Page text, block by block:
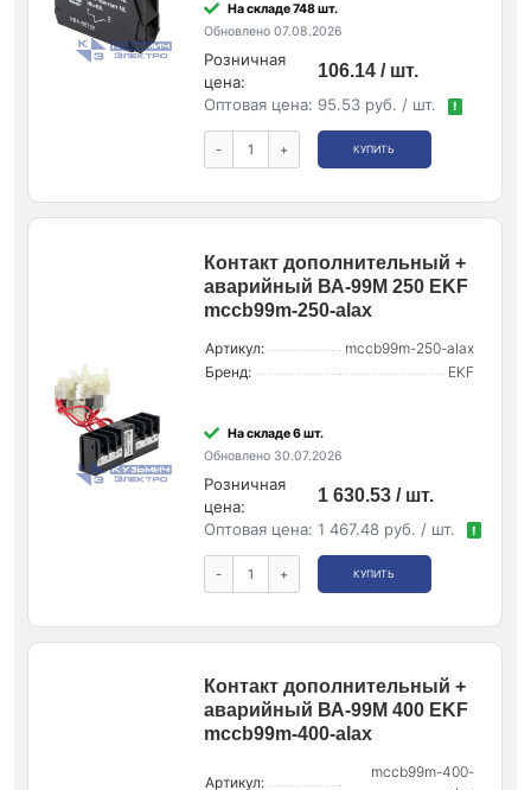
На складе 748 шт.
Обновлено 07.08.2026
Розничная
цена:
106.14 / шт.
Оптовая цена: 95.53 руб. / шт. !
- + КУПИТЬ
Контакт дополнительный +
аварийный ВА-99М 250 EKF
mccb99m-250-alax
Артикул:
mccb99m-250-alax
Бренд:
EKF
На складе 6 шт.
Обновлено 30.07.2026
Розничная
цена:
1 630.53 / шт.
Оптовая цена: 1 467.48 руб. / шт. !
- + КУПИТЬ
Контакт дополнительный +
аварийный ВА-99М 400 EKF
mccb99m-400-alax
Артикул:
mccb99m-400-